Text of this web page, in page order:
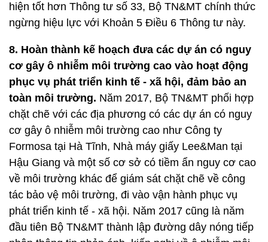
hiện tốt hơn Thông tư số 33, Bộ TN&MT chính thức
ngừng hiệu lực với Khoản 5 Điều 6 Thông tư này.
8. Hoàn thành kế hoạch đưa các dự án có nguy
cơ gây ô nhiễm môi trường cao vào hoạt động
phục vụ phát triển kinh tế - xã hội, đảm bảo an
toàn môi trường. Năm 2017, Bộ TN&MT phối hợp
chặt chẽ với các địa phương có các dự án có nguy
cơ gây ô nhiễm môi trường cao như Công ty
Formosa tại Hà Tĩnh, Nhà máy giấy Lee&Man tại
Hậu Giang và một số cơ sở có tiềm ẩn nguy cơ cao
về môi trường khác để giám sát chặt chẽ về công
tác bảo vệ môi trường, đi vào vận hành phục vụ
phát triển kinh tế - xã hội. Năm 2017 cũng là năm
đầu tiên Bộ TN&MT thành lập đường dây nóng tiếp